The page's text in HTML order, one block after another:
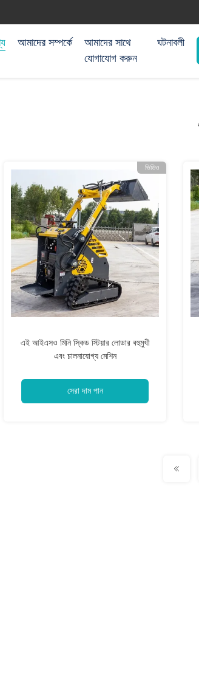
আমাদের সম্পর্কে
আমাদের সাথে
যোগাযোগ করুন
ঘটনাবলী
ভিডিও
এই আইএসও মিনি স্কিড স্টিয়ার লোডার বহুমুখী
এবং চালনাযোগ্য মেশিন
সেরা দাম পান